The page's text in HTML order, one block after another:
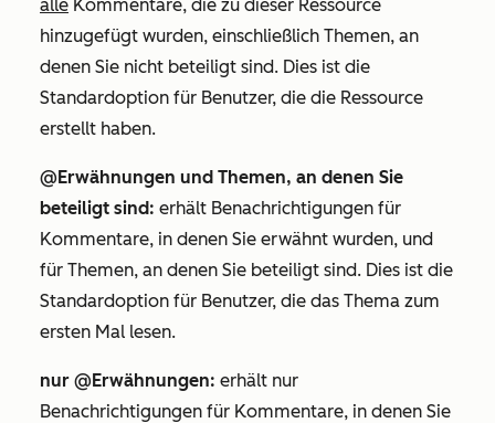
alle Kommentare, die zu dieser Ressource
hinzugefügt wurden, einschließlich Themen, an
denen Sie nicht beteiligt sind. Dies ist die
Standardoption für Benutzer, die die Ressource
erstellt haben.
@Erwähnungen und Themen, an denen Sie
beteiligt sind: erhält Benachrichtigungen für
Kommentare, in denen Sie erwähnt wurden, und
für Themen, an denen Sie beteiligt sind. Dies ist die
Standardoption für Benutzer, die das Thema zum
ersten Mal lesen.
nur @Erwähnungen: erhält nur
Benachrichtigungen für Kommentare, in denen Sie